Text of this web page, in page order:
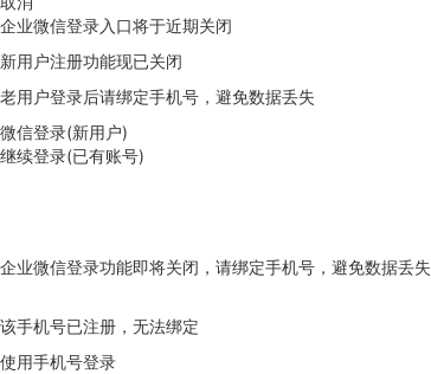
企业微信登录入口将于近期关闭
新用户注册功能现已关闭
老用户登录后请绑定手机号，避免数据丢失
微信登录(新用户)
继续登录(已有账号)
企业微信登录功能即将关闭，请绑定手机号，避免数据丢失
该手机号已注册，无法绑定
使用手机号登录